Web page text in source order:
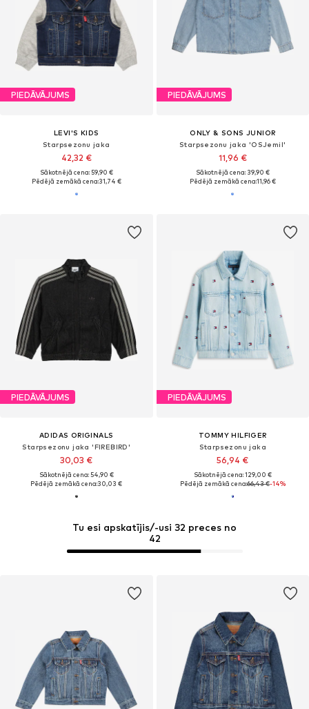
PIEDĀVĀJUMS
LEVI'S KIDS
Starpsezonu jaka
42,32 €
Sākotnējā cena: 59,90 €
Pēdējā zemākā cena:31,74 €
PIEDĀVĀJUMS
ONLY & SONS JUNIOR
Starpsezonu jaka 'OSJemil'
11,96 €
Sākotnējā cena: 39,90 €
Pēdējā zemākā cena:11,96 €
PIEDĀVĀJUMS
ADIDAS ORIGINALS
Starpsezonu jaka 'FIREBIRD'
30,03 €
Sākotnējā cena: 54,90 €
Pēdējā zemākā cena:30,03 €
PIEDĀVĀJUMS
TOMMY HILFIGER
Starpsezonu jaka
56,94 €
Sākotnējā cena: 129,00 €
Pēdējā zemākā cena:66,43 €-14%
Tu esi apskatījis/-usi 32 preces no
42